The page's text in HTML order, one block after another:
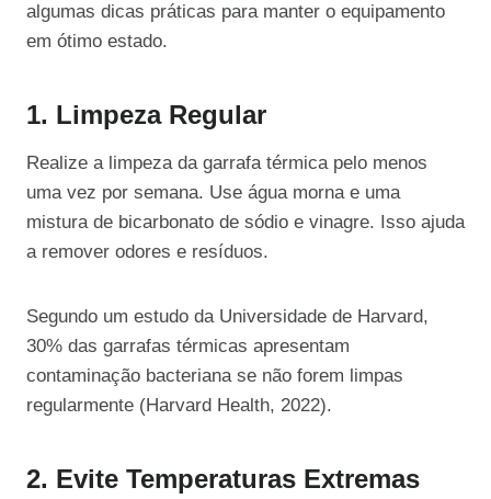
algumas dicas práticas para manter o equipamento
em ótimo estado.
1. Limpeza Regular
Realize a limpeza da garrafa térmica pelo menos
uma vez por semana. Use água morna e uma
mistura de bicarbonato de sódio e vinagre. Isso ajuda
a remover odores e resíduos.
Segundo um estudo da Universidade de Harvard,
30% das garrafas térmicas apresentam
contaminação bacteriana se não forem limpas
regularmente (Harvard Health, 2022).
2. Evite Temperaturas Extremas